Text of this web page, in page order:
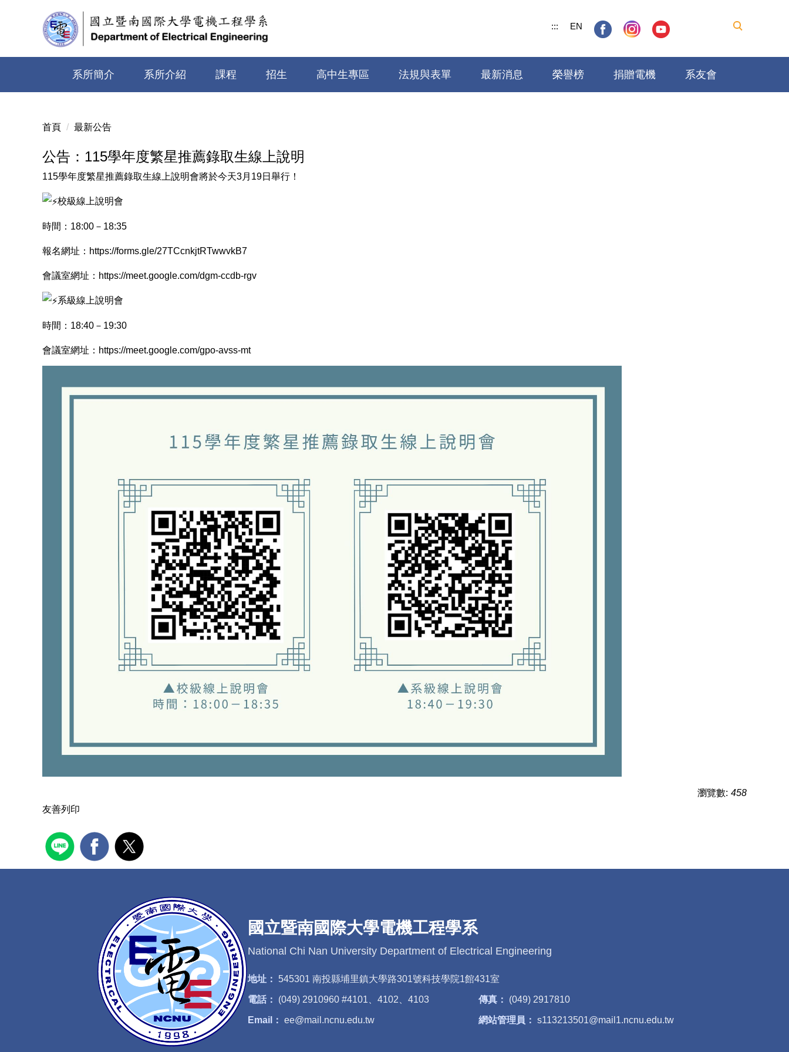
區
::: EN
系所簡介 系所介紹 課程 招生 高中生專區 法規與表單 最新消息 榮譽榜 捐贈電機 系友會
首頁 最新公告
公告：115學年度繁星推薦錄取生線上說明
115學年度繁星推薦錄取生線上說明會將於今天3月19日舉行！
校級線上說明會
時間：18:00－18:35
報名網址： https://forms.gle/27TCcnkjtRTwwvkB7
會議室網址： https://meet.google.com/dgm-ccdb-rgv
系級線上說明會
時間：18:40－19:30
會議室網址： https://meet.google.com/gpo-avss-mt
瀏覽數: 458
友善列印
國立暨南國際大學電機工程學系
National Chi Nan University Department of Electrical Engineering
地址： 545301 南投縣埔里鎮大學路301號科技學院1館431室
電話： (049) 2910960 #4101、4102、4103 傳真： (049) 2917810
Email： ee@mail.ncnu.edu.tw 網站管理員： s113213501@mail1.ncnu.edu.tw